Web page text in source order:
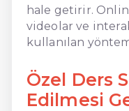
hale getirir.
videolar ve
kullanılan
Özel Ders
Edilmesi